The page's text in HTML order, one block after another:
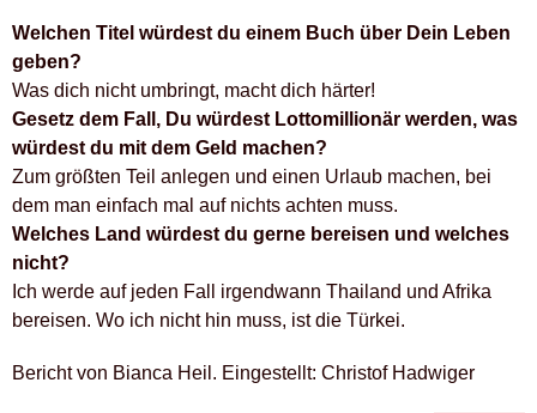
Welchen Titel würdest du einem Buch über Dein Leben
geben?
Was dich nicht umbringt, macht dich härter!
Gesetz dem Fall, Du würdest Lottomillionär werden, was
würdest du mit dem Geld machen?
Zum größten Teil anlegen und einen Urlaub machen, bei
dem man einfach mal auf nichts achten muss.
Welches Land würdest du gerne bereisen und welches
nicht?
Ich werde auf jeden Fall irgendwann Thailand und Afrika
bereisen. Wo ich nicht hin muss, ist die Türkei.
Bericht von Bianca Heil. Eingestellt: Christof Hadwiger